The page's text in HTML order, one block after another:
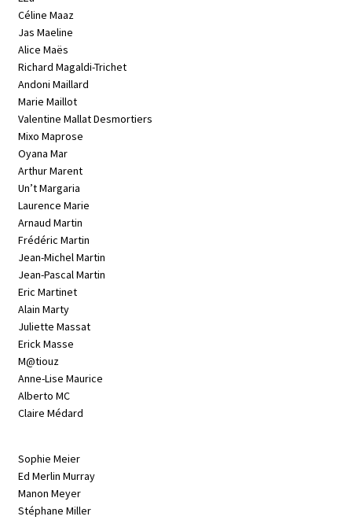
Céline Maaz
Jas Maeline
Alice Maës
Richard Magaldi-Trichet
Andoni Maillard
Marie Maillot
Valentine Mallat Desmortiers
Mixo Maprose
Oyana Mar
Arthur Marent
Un’t Margaria
Laurence Marie
Arnaud Martin
Frédéric Martin
Jean-Michel Martin
Jean-Pascal Martin
Eric Martinet
Alain Marty
Juliette Massat
Erick Masse
M@tiouz
Anne-Lise Maurice
Alberto MC
Claire Médard
Sophie Meier
Ed Merlin Murray
Manon Meyer
Stéphane Miller